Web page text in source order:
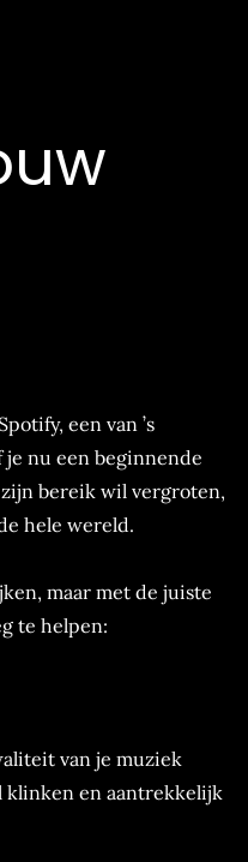
een van ’s
nu een beginnende
bereik wil vergroten,
hele wereld.
maar met de juiste
te helpen:
van je muziek
klinken en aantrekkelijk